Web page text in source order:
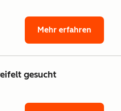
Mehr erfahren
gesucht